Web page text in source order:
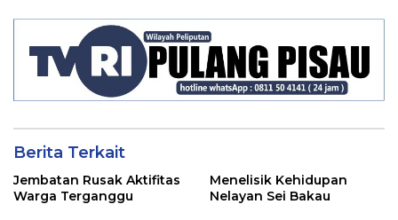
Berita Terkait
Jembatan Rusak Aktifitas
Warga Terganggu
Menelisik Kehidupan
Nelayan Sei Bakau